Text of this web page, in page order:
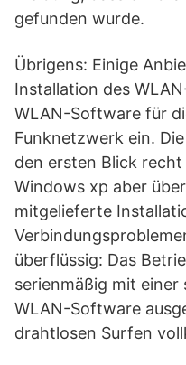
gefunden wurde.
Übrigens: Einige
Installation des
WLAN-Software für
Funknetzwerk ein.
den ersten Blick
Windows xp aber
mitgelieferte
überflüssig: Das
serienmäßig mit einer
WLAN-Software
drahtlosen Surfen